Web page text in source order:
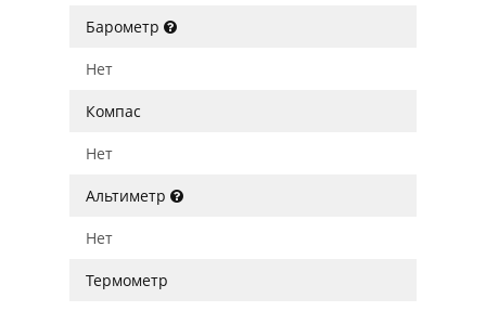
Барометр
Нет
Компас
Нет
Альтиметр
Нет
Термометр